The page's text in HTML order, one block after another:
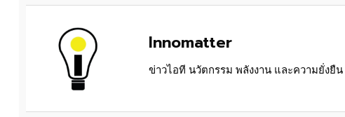
Innomatter
ข่าวไอที นวัตกรรม พลังงาน และความยั่งยืน